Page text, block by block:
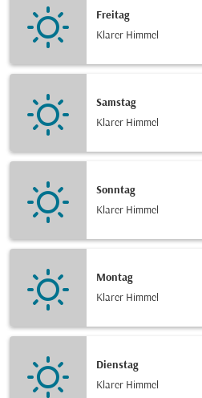
Freitag
Klarer Himmel
Samstag
Klarer Himmel
Sonntag
Klarer Himmel
Montag
Klarer Himmel
Dienstag
Klarer Himmel